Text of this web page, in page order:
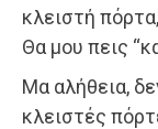
κλειστή
Θα μου πεις
Μα αλήθεια,
κλειστές